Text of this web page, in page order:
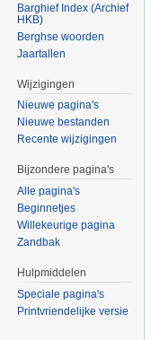
Barghief Index (Archief
HKB)
Berghse woorden
Jaartallen
Wijzigingen
Nieuwe pagina's
Nieuwe bestanden
Recente wijzigingen
Bijzondere pagina's
Alle pagina's
Beginnetjes
Willekeurige pagina
Zandbak
Hulpmiddelen
Speciale pagina's
Printvriendelijke versie